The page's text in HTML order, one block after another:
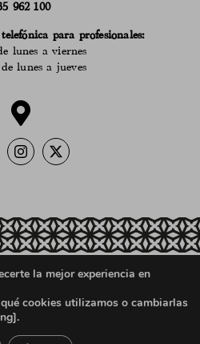
962 100
para profesionales:
lunes a viernes
lunes a jueves
y reembolsos
Política de Privacidad
la mejor experiencia en
cookies utilizamos o cambiarlas